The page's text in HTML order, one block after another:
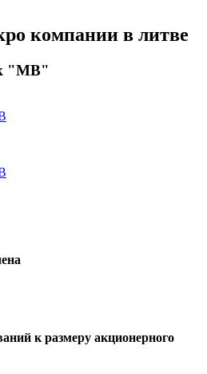
компании в литве
"MB"
к размеру акционерного